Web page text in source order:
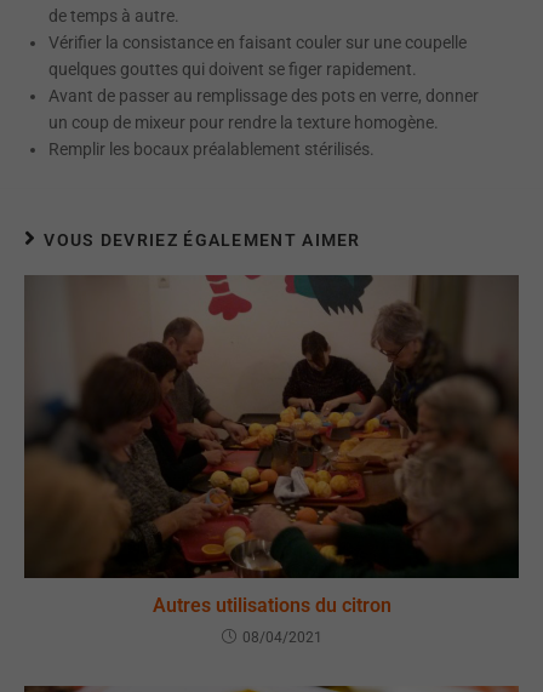
de temps à autre.
Vérifier la consistance en faisant couler sur une coupelle
quelques gouttes qui doivent se figer rapidement.
Avant de passer au remplissage des pots en verre, donner
un coup de mixeur pour rendre la texture homogène.
Remplir les bocaux préalablement stérilisés.
VOUS DEVRIEZ ÉGALEMENT AIMER
Autres utilisations du citron
08/04/2021